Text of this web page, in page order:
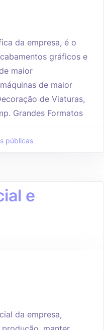
da empresa, é o
gráficos e
maior
de maior
de Viaturas,
Grandes Formatos
públicas
e
da empresa,